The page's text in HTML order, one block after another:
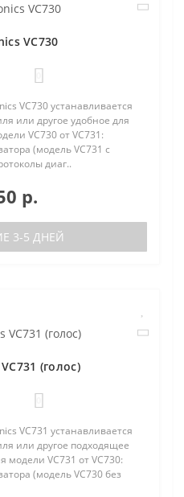
VC730
VC730 устанавливается
или другое удобное для
VC730 от VC731:
(модель VC731 с
диаг..
р.
3-5 ДНЕЙ
(голос)
VC731 устанавливается
или другое подходящее
модели VC731 от VC730:
(модель VC730 без